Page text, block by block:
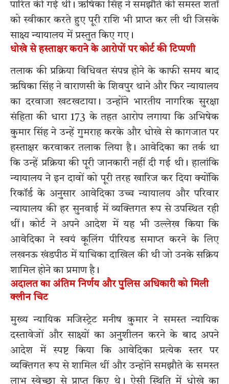
पारित की गई थी। ऋषिका सिंह ने समझौते की समस्त शर्तों
को स्वीकार करते हुए पूरी राशि भी प्राप्त कर ली थी जिसके
साक्ष्य न्यायालय में प्रस्तुत किए गए।
धोखे से हस्ताक्षर कराने के आरोपों पर कोर्ट की टिप्पणी
तलाक की प्रक्रिया विधिवत संपन्न होने के काफी समय बाद
ऋषिका सिंह ने वाराणसी के शिवपुर थाने और फिर न्यायालय
का दरवाजा खटखटाया। उन्होंने भारतीय नागरिक सुरक्षा
संहिता की धारा 173 के तहत आरोप लगाया कि अभिषेक
कुमार सिंह ने उन्हें गुमराह करके और धोखे से कागजात पर
हस्ताक्षर करवाकर तलाक लिया है। आवेदिका का तर्क था
कि उन्हें प्रक्रिया की पूरी जानकारी नहीं दी गई थी। हालांकि
न्यायालय ने इन दावों को पूरी तरह खारिज कर दिया क्योंकि
रिकॉर्ड के अनुसार आवेदिका उच्च न्यायालय और परिवार
न्यायालय की हर सुनवाई में व्यक्तिगत रूप से उपस्थित रही
थीं। कोर्ट ने अपने आदेश में यह भी उल्लेख किया कि
आवेदिका ने स्वयं कूलिंग पीरियड समाप्त करने के लिए
लखनऊ खंडपीठ में याचिका दाखिल की थी जो उनके सक्रिय
शामिल होने का प्रमाण है।
अदालत का अंतिम निर्णय और पुलिस अधिकारी को मिली
क्लीन चिट
मुख्य न्यायिक मजिस्ट्रेट मनीष कुमार ने समस्त न्यायिक
दस्तावेजों और साक्ष्यों का अनुशीलन करने के बाद अपने
आदेश में स्पष्ट किया कि आवेदिका प्रत्येक स्तर पर
व्यक्तिगत रूप से शामिल थीं और उन्होंने समझौते के समस्त
लाभ स्वेच्छा से प्राप्त किए थे। ऐसी स्थिति में धोखे का